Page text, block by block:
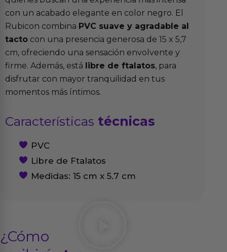
con un acabado elegante en color negro. El
Rubicon combina PVC suave y agradable al
tacto con una presencia generosa de 15 x 5,7
cm, ofreciendo una sensación envolvente y
firme. Además, está libre de ftalatos, para
disfrutar con mayor tranquilidad en tus
momentos más íntimos.
Características técnicas
PVC
Libre de Ftalatos
Medidas: 15 cm x 5.7 cm
¿Cómo